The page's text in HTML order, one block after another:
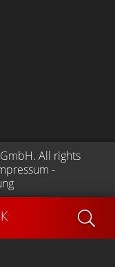
. All rights
-